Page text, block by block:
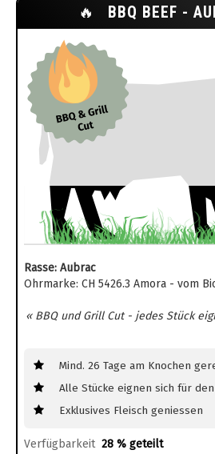
🔥 BBQ BEEF -
Rasse: Aubrac
Ohrmarke: CH 5426.3 Amora - vom
« BBQ und Grill Cut - jedes Stück
Mind. 26 Tage am Knochen
Alle Stücke eignen sich für
Exklusives Fleisch geniessen
Verfügbarkeit 28 % geteilt